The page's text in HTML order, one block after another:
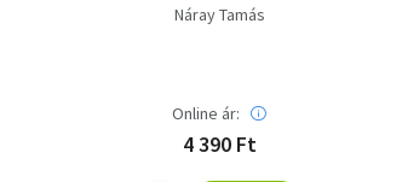
Náray Tamás
Online ár:
4 390 Ft